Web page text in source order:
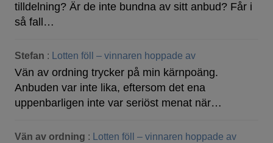
tilldelning? Är de inte bundna av sitt anbud? Får i
så fall…
Stefan : Lotten föll – vinnaren hoppade av
Vän av ordning trycker på min kärnpoäng.
Anbuden var inte lika, eftersom det ena
uppenbarligen inte var seriöst menat när…
Vän av ordning : Lotten föll – vinnaren hoppade av